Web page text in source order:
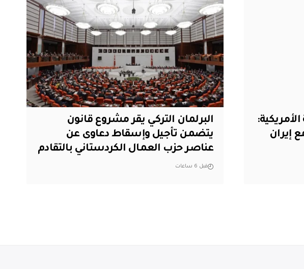
إيران
البرلمان التركي يقر مشروع قانون
يتضمن تأجيل وإسقاط دعاوى عن
عناصر حزب العمال الكردستاني بالتقادم
قبل 6 ساعات